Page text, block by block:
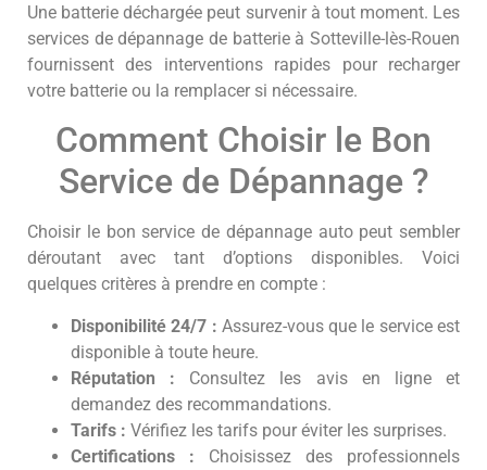
Une batterie déchargée peut survenir à tout moment. Les
services de dépannage de batterie à Sotteville-lès-Rouen
fournissent des interventions rapides pour recharger
votre batterie ou la remplacer si nécessaire.
Comment Choisir le Bon
Service de Dépannage ?
Choisir le bon service de dépannage auto peut sembler
déroutant avec tant d’options disponibles. Voici
quelques critères à prendre en compte :
Disponibilité 24/7 : Assurez-vous que le service est
disponible à toute heure.
Réputation : Consultez les avis en ligne et
demandez des recommandations.
Tarifs : Vérifiez les tarifs pour éviter les surprises.
Certifications : Choisissez des professionnels